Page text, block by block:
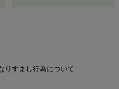
りすまし行為について